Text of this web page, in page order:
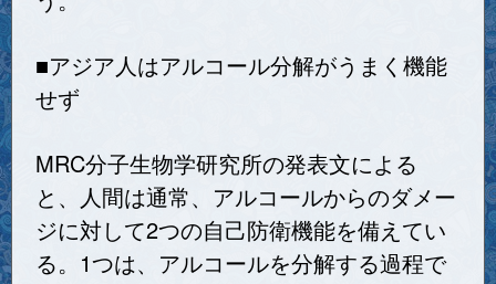
■アジア人はアルコール分解がうまく機能
せず
MRC分子生物学研究所の発表文による
と、人間は通常、アルコールからのダメー
ジに対して2つの自己防衛機能を備えてい
る。1つは、アルコールを分解する過程で